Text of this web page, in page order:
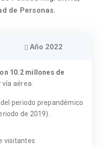
de Personas.
Año 2022
10.2 millones de
aérea.
periodo prepandémico
de 2019).
visitantes